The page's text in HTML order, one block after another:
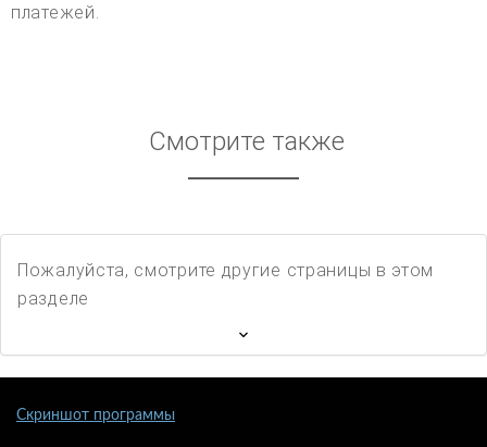
платежей.
Смотрите также
Пожалуйста, смотрите другие страницы в этом
разделе
Скриншот программы